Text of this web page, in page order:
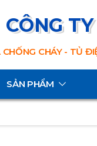
CÔNG
CHỐNG CHÁY - TỦ
SẢN PHẨM